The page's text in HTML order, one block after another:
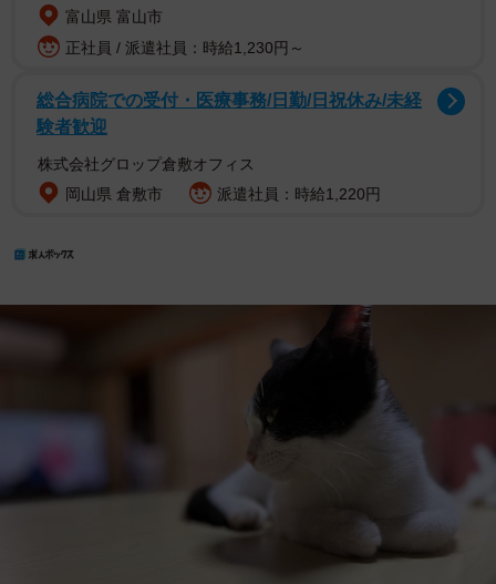
富山県 富山市
正社員 / 派遣社員：時給1,230円～
総合病院での受付・医療事務/日勤/日祝休み/未経
験者歓迎
株式会社グロップ倉敷オフィス
岡山県 倉敷市
派遣社員：時給1,220円